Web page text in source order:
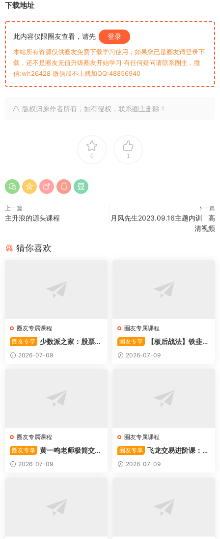
下载地址
此内容仅限圈友查看，请先 登录
本站所有资源仅供圈友免费下载学习使用，如果您已是圈友请登录下
载，还不是圈友充值升级圈友开始学习 有任何疑问请联系圈主，微
信:wh26428 微信加不上就加QQ:48856940
版权归原作者所有，如有侵权，联系圈主删除！
0 1
上一篇
主升浪的源头课程
下一篇
月风先生2023.09.16主题内训 高
清视频
猜你喜欢
圈友专属课程
圈友专享
少数派之家：股票操
作系统—从入门到精通
2026-07-09
圈友专属课程
圈友专享
【板后战法】铁韭菜
板后强势战法
2026-07-09
圈友专属课程
圈友专享 黄一鸣老师极简交易
系统2026-07-09
圈友专属课程
圈友专享 飞龙交易进阶课：共
振战法
2026-07-09